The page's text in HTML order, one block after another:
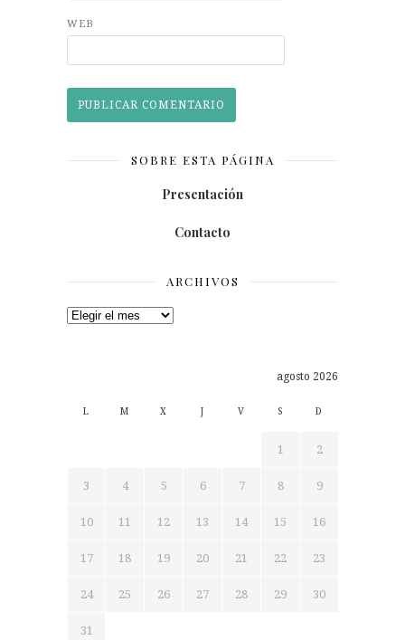
WEB
SOBRE ESTA PÁGINA
Presentación
Contacto
ARCHIVOS
Archivos
agosto 2026
L M X V S D
1 2
3 4 5 6 7 8 9
10 11 12 13 14 15 16
17 18 19 20 21 22 23
24 25 26 27 28 29 30
31